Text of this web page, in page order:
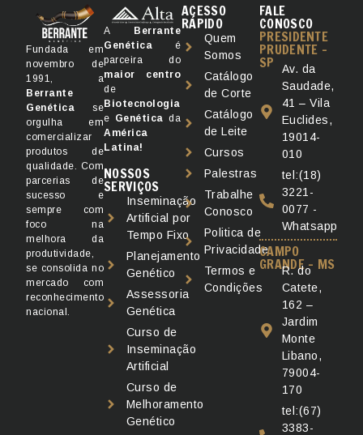
Fundada em
novembro de
1991, a
Berrante
Genética se
orgulha em
comercializar
produtos de
qualidade. Com
parcerias de
sucesso e
sempre com
foco na
melhora da
produtividade,
se consolida no
mercado com
reconhecimento
nacional.
NOSSOS
SERVIÇOS
Inseminação
Artificial por
Tempo Fixo
Planejamento
Genético
Assessoria
Genética
Curso de
Inseminação
Artificial
Curso de
Melhoramento
Genético
A
Berrante
Genética é
parceira do
maior centro
de
Biotecnologia
e Genética da
América
Latina!
ACESSO
RÁPIDO
Quem
Somos
Catálogo
de Corte
Catálogo
de Leite
Cursos
Palestras
Trabalhe
Conosco
Politica de
Privacidade
Termos e
Condições
FALE
CONOSCO
PRESIDENTE
PRUDENTE -
SP
Av. da
Saudade,
41 – Vila
Euclides,
19014-
010
tel:(18)
3221-
0077 -
Whatsapp
CAMPO
GRANDE - MS
R. do
Catete,
162 –
Jardim
Monte
Libano,
79004-
170
tel:(67)
3383-